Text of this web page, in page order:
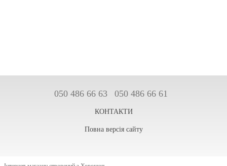
050 486 66 63 050 486 66 61
КОНТАКТИ
Повна версія сайту